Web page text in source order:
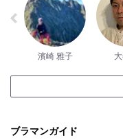
濱崎 雅子
ブラマンガイド